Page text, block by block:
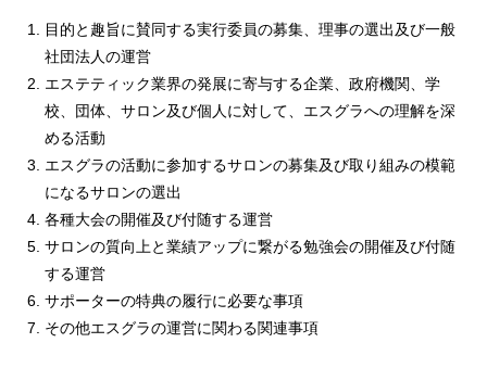
目的と趣旨に賛同する実行委員の募集、理事の選出及び一般
社団法人の運営
エステティック業界の発展に寄与する企業、政府機関、学
校、団体、サロン及び個人に対して、エスグラへの理解を深
める活動
エスグラの活動に参加するサロンの募集及び取り組みの模範
になるサロンの選出
各種大会の開催及び付随する運営
サロンの質向上と業績アップに繋がる勉強会の開催及び付随
する運営
サポーターの特典の履行に必要な事項
その他エスグラの運営に関わる関連事項